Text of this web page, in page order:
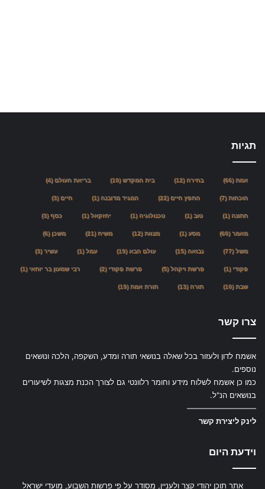
תגיות
אמת(66) בחירה(12) בית המקדש(10) בריאת העולם (4)
הוכחות(7) החפץ חיים (22) המגיד מדובנה(1) חיים (3)
חתונה(1) טוב(1) טכנולוגיה(1) יחזקאל(1) כסף(3)
מאמר(60) מסע(1) מצוות(12) משיח (21) משכן (6)
משל(77) נבואה(15) עולם הבא(19) עמל(1) עשיר(3)
פקודי (1) פרשת ויקהל(5) פרשת פקודי (2) רבי שמעון בר יוחאי (1)
שבת(10) תורה(13) תורת אמת(19)
צרו קשר
אשמח לדון ולעזור בכל שאלה בנושאי תורה ומדע, השקפה, הלכה ונושאים
נוספים.
כמו כן אשמח לשלוח מידע וחומר רלוונטי גם לצורך הכנת מצגות לשיעורים
בנושאים הנ"ל.
—————————
לינק ליצירת קשר
וידעת היום
אתר תוכן יהודי קצר ולעניין, מסודר על פי פרשות השבוע, מועדי ישראל